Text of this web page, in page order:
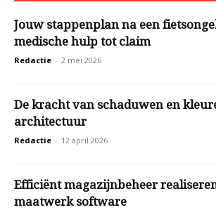
Jouw stappenplan na een
medische hulp tot claim
Redactie - 2 mei 2026
De kracht van schaduwen en
architectuur
Redactie - 12 april 2026
Efficiënt magazijnbeheer
maatwerk software